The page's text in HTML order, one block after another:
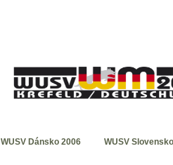
WUSV Dánsko 2006 WUSV